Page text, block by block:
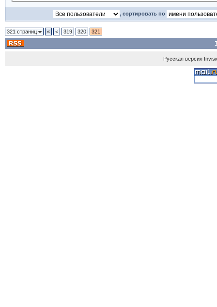
, сортировать по
321 страниц « < 319 320 321
Русская версия